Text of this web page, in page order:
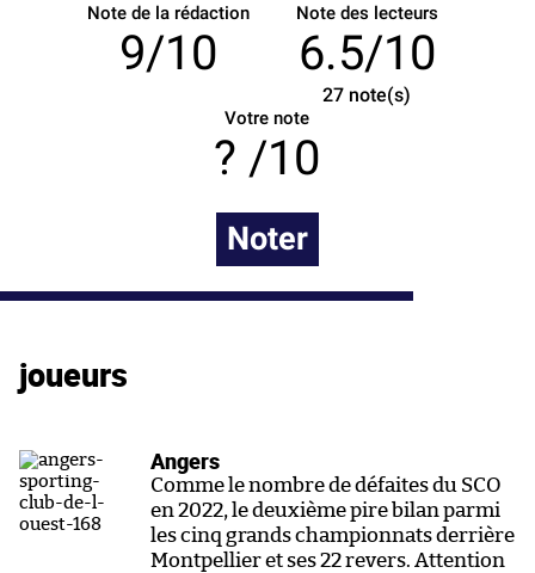
Note de la rédaction
9/10
Note des lecteurs
6.5/10
27 note(s)
Votre note
/10
Noter
joueurs
Angers
Comme le nombre de défaites du SCO
en 2022, le deuxième pire bilan parmi
les cinq grands championnats derrière
Montpellier et ses 22 revers. Attention